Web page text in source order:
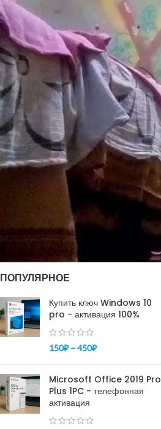
подтверждения
НОВЫЕ КОММЕНТАРИИ
Vlad Zorky к записи
Недорогие
маршрутизаторы с поддержкой Wi-Fi 7:
TP-Link 7DR7270 и 7DR7290.
Сева к записи
Недорогие
маршрутизаторы с поддержкой Wi-Fi 7:
TP-Link 7DR7270 и 7DR7290.
Кириллк записи «М.Видео-
Эльдорадо» открыла магазин в новой
концепции и совместно со Sber
Metaverse Tech и
«СберМаркетингом» запустила ИИ-
консультанта «Эм.Ви»
ПОПУЛЯРНОЕ
Купить ключ Windows 10
pro - активация 100%
150₽ –450₽
Microsoft Office 2019 Pro
Plus 1PC - телефонная
активация